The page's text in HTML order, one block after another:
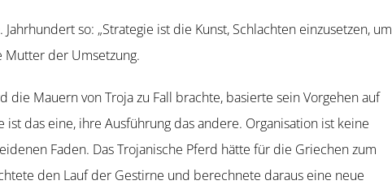
so: „Strategie ist die Kunst, Schlachten einzusetzen, um
Mutter der Umsetzung.
die Mauern von Troja zu Fall brachte, basierte sein Vorgehen auf
das eine, ihre Ausführung das andere. Organi­sation ist keine
Faden. Das Troja­nische Pferd hätte für die Griechen zum
den Lauf der Gestirne und berechnete daraus eine neue